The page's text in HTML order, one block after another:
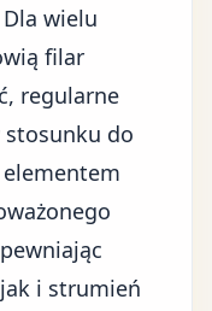
wielu
filar
regularne
stosunku do
i strumień